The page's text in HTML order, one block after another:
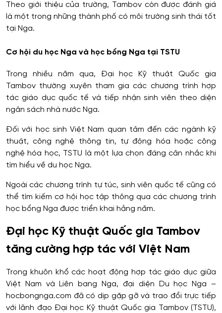
Theo giới thiệu của trường, Tambov còn được đánh giá
là một trong những thành phố có môi trường sinh thái tốt
tại Nga.
Cơ hội du học Nga và học bổng Nga tại TSTU
Trong nhiều năm qua, Đại học Kỹ thuật Quốc gia
Tambov thường xuyên tham gia các chương trình hợp
tác giáo dục quốc tế và tiếp nhận sinh viên theo diện
ngân sách nhà nước Nga.
Đối với học sinh Việt Nam quan tâm đến các ngành kỹ
thuật, công nghệ thông tin, tự động hóa hoặc công
nghệ hóa học, TSTU là một lựa chọn đáng cân nhắc khi
tìm hiểu về du học Nga.
Ngoài các chương trình tự túc, sinh viên quốc tế cũng có
thể tìm kiếm cơ hội học tập thông qua các chương trình
học bổng Nga được triển khai hằng năm.
Đại học Kỹ thuật Quốc gia Tambov
tăng cường hợp tác với Việt Nam
Trong khuôn khổ các hoạt động hợp tác giáo dục giữa
Việt Nam và Liên bang Nga, đại diện Du học Nga –
hocbongnga.com đã có dịp gặp gỡ và trao đổi trực tiếp
với lãnh đạo Đại học Kỹ thuật Quốc gia Tambov (TSTU),